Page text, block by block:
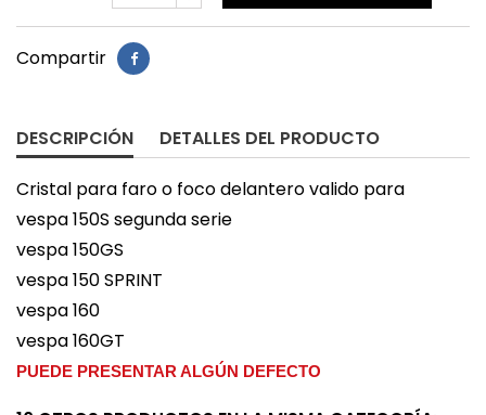
Compartir
DESCRIPCIÓN DETALLES DEL PRODUCTO
Cristal para faro o foco delantero valido para
vespa 150S segunda serie
vespa 150GS
vespa 150 SPRINT
vespa 160
vespa 160GT
PUEDE PRESENTAR ALGÚN DEFECTO